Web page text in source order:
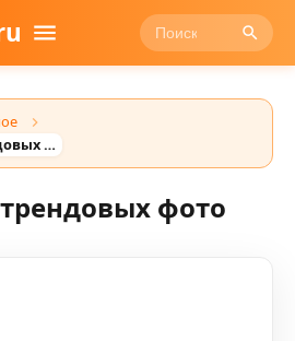
Промты для трендовых фото
фото